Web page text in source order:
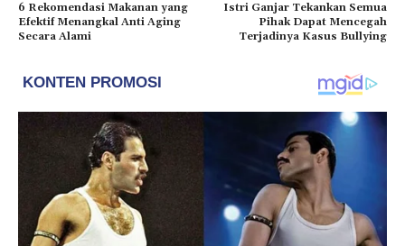
6 Rekomendasi Makanan yang
Efektif Menangkal Anti Aging
Secara Alami
Istri Ganjar Tekankan Semua
Pihak Dapat Mencegah
Terjadinya Kasus Bullying